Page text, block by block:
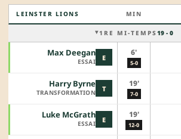
LEINSTER LIONS MIN
1RE MI-TEMPS 19 - 0
E
Max Deegan
ESSAI
6'
5-0
T
Harry Byrne
TRANSFORMATION
19'
7-0
E
Luke McGrath
ESSAI
19'
12-0